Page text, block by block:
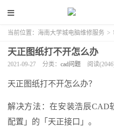
当前位置： 海南大学城电脑维修服务 >
天正图纸打不开怎么办
2021-09-27 分类： cad问题 阅读
天正图纸打不开怎么办？
解决方法：在安装浩辰CAD
配置」的「天正接口」。